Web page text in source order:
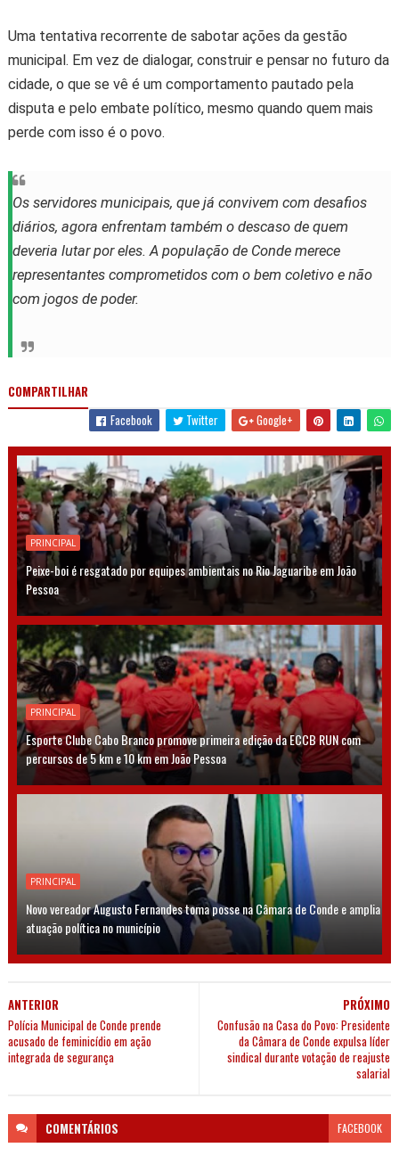
Uma tentativa recorrente de sabotar ações da gestão
municipal. Em vez de dialogar, construir e pensar no futuro da
cidade, o que se vê é um comportamento pautado pela
disputa e pelo embate político, mesmo quando quem mais
perde com isso é o povo.
Os servidores municipais, que já convivem com desafios
diários, agora enfrentam também o descaso de quem
deveria lutar por eles. A população de Conde merece
representantes comprometidos com o bem coletivo e não
com jogos de poder.
COMPARTILHAR
Facebook
Twitter Google+
PRINCIPAL
Peixe-boi é resgatado por equipes ambientais no Rio Jaguaribe em João
Pessoa
PRINCIPAL
Esporte Clube Cabo Branco promove primeira edição da ECCB RUN com
percursos de 5 km e 10 km em João Pessoa
PRINCIPAL
Novo vereador Augusto Fernandes toma posse na Câmara de Conde e amplia
atuação política no município
PRÓXIMO
Confusão na Casa do Povo: Presidente
da Câmara de Conde expulsa líder
sindical durante votação de reajuste
salarial
ANTERIOR
Polícia Municipal de Conde prende
acusado de feminicídio em ação
integrada de segurança
COMENTÁRIOS FACEBOOK